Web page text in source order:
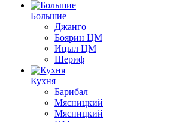
Большие
Джанго
Боярин ЦМ
Ицыл ЦМ
Шериф
Кухня
Барибал
Мясницкий
Мясницкий